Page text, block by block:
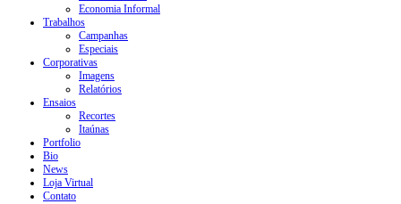
Economia Informal
Trabalhos
Campanhas
Especiais
Corporativas
Imagens
Relatórios
Ensaios
Recortes
Itaúnas
Portfolio
Bio
News
Loja Virtual
Contato